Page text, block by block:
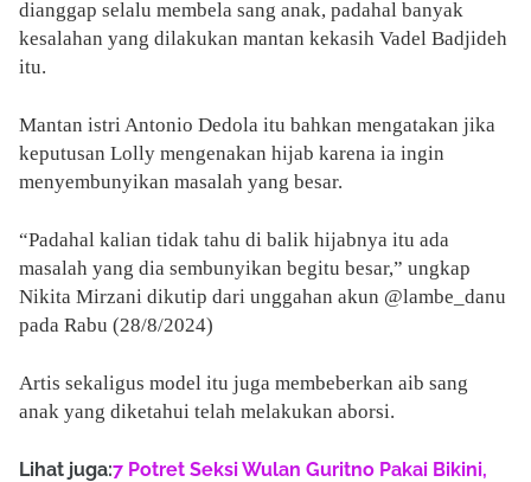
dianggap selalu membela sang anak, padahal banyak
kesalahan yang dilakukan mantan kekasih Vadel Badjideh
itu.
Mantan istri Antonio Dedola itu bahkan mengatakan jika
keputusan Lolly mengenakan hijab karena ia ingin
menyembunyikan masalah yang besar.
“Padahal kalian tidak tahu di balik hijabnya itu ada
masalah yang dia sembunyikan begitu besar,” ungkap
Nikita Mirzani dikutip dari unggahan akun @lambe_danu
pada Rabu (28/8/2024)
Artis sekaligus model itu juga membeberkan aib sang
anak yang diketahui telah melakukan aborsi.
Lihat juga:7 Potret Seksi Wulan Guritno Pakai Bikini,